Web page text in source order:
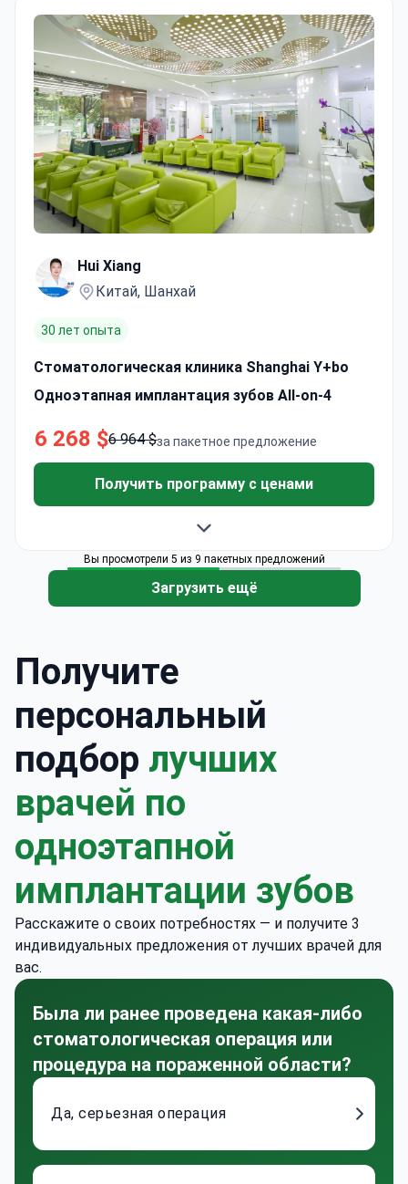
Hui Xiang
Китай, Шанхай
30 лет опыта
Стоматологическая клиника Shanghai Y+bo
Одноэтапная имплантация зубов All-on-4
за пакетное предложение
6 964 $
6 268 $
Получить программу с ценами
Вы просмотрели 5 из 9 пакетных предложений
Загрузить ещё
Получите
персональный
подбор лучших
врачей по
одноэтапной
имплантации зубов
Расскажите о своих потребностях — и получите 3
индивидуальных предложения от лучших врачей для
вас.
Была ли ранее проведена какая-либо
стоматологическая операция или
процедура на пораженной области?
Да, серьезная операция